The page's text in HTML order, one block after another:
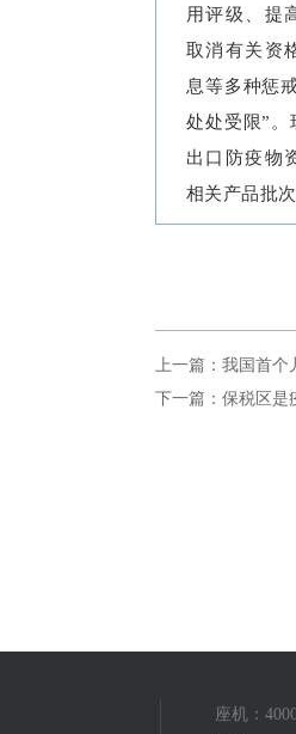
用评级、提
取消有关资
息等多种惩
处处受限”。
出口防疫物
相关产品
上一篇：我国首个
下一篇：保税区是
座机：